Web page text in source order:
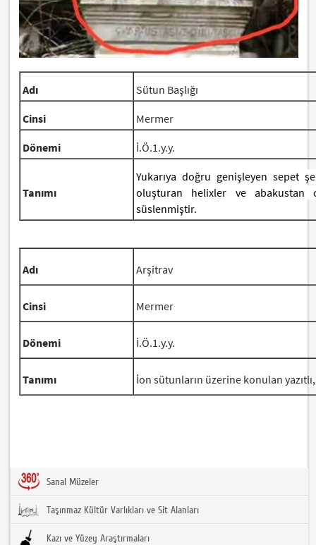
Adı Sütun Başlığı
Cinsi Mermer
Dönemi İ.Ö.1.y.y.
Tanımı
Yukarıya doğru genişleyen sepet
oluşturan helixler ve abakustan
süslenmiştir.
Adı Arşitrav
Cinsi Mermer
Dönemi İ.Ö.1.y.y.
Tanımı İon sütunların üzerine konulan
Sanal Müzeler
Taşınmaz Kültür Varlıkları ve Sit Alanları
Kazı ve Yüzey Araştırmaları